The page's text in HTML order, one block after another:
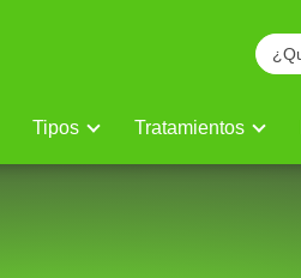
Tipos Tratamientos